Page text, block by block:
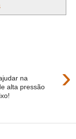
›
na
alta pressão